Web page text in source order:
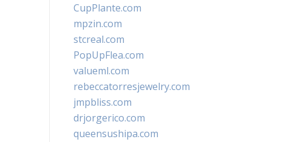
CupPlante.com
mpzin.com
stcreal.com
PopUpFlea.com
valueml.com
rebeccatorresjewelry.com
jmpbliss.com
drjorgerico.com
queensushipa.com